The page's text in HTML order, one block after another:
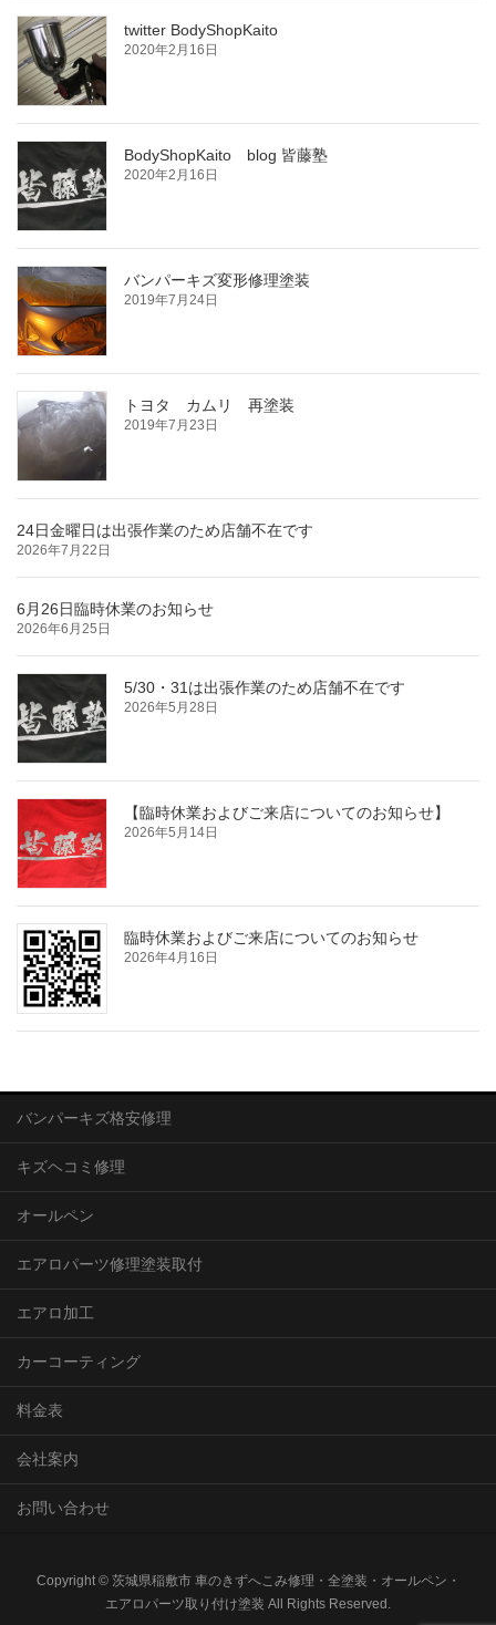
twitter BodyShopKaito
2020年2月16日
BodyShopKaito blog 皆藤塾
2020年2月16日
バンパーキズ変形修理塗装
2019年7月24日
トヨタ カムリ 再塗装
2019年7月23日
24日金曜日は出張作業のため店舗不在です
2026年7月22日
6月26日臨時休業のお知らせ
2026年6月25日
5/30・31は出張作業のため店舗不在です
2026年5月28日
【臨時休業およびご来店についてのお知らせ】
2026年5月14日
臨時休業およびご来店についてのお知らせ
2026年4月16日
バンパーキズ格安修理
キズヘコミ修理
オールペン
エアロパーツ修理塗装取付
エアロ加工
カーコーティング
料金表
会社案内
お問い合わせ
Copyright © 茨城県稲敷市 車のきずへこみ修理・全塗装・オールペン・
エアロパーツ取り付け塗装 All Rights Reserved.